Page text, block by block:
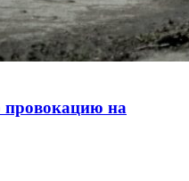
провокацию на